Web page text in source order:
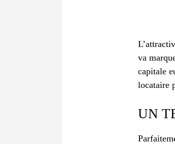
va
capitale
locataire
UN